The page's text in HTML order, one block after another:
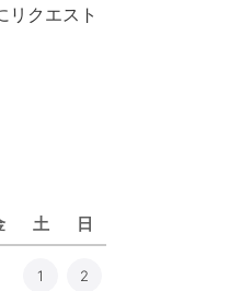
リクエスト
土 日
1 2